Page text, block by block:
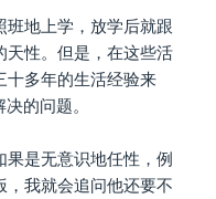
班地上学，放学后就跟
天性。但是，在这些活
十多年的生活经验来
的问题。
是无意识地任性，例
我就会追问他还要不